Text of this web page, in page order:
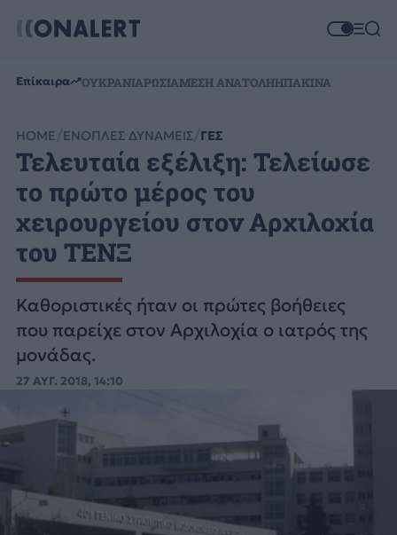
Επίκαιρα ΟΥΚΡΑΝΙΑΡΩΣΙΑΜΕΣΗ ΑΝΑΤΟΛΗΗΠΑΚΙΝΑ
HOME ΕΝΟΠΛΕΣ ΔΥΝΑΜΕΙΣ ΓΕΣ
Τελευταία εξέλιξη: Τελείωσε
το πρώτο μέρος του
χειρουργείου στον Αρχιλοχία
του ΤΕΝΞ
Καθοριστικές ήταν οι πρώτες βοήθειες
που παρείχε στον Αρχιλοχία ο ιατρός της
μονάδας.
27 ΑΥΓ. 2018, 14:10